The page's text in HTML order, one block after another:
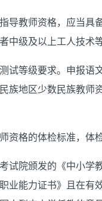
教师资格，应当具
中级及以上工人技术
等级要求。申报语
族地区少数民族教师
格的体检标准，体
院颁发的《中小学
业能力证书》且在有